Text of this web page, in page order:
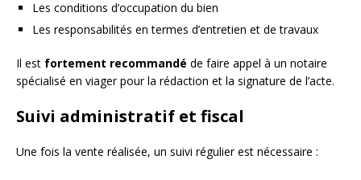
Les conditions d’occupation du bien
Les responsabilités en termes d’entretien et de travaux
Il est fortement recommandé de faire appel à un notaire
spécialisé en viager pour la rédaction et la signature de l’acte.
Suivi administratif et fiscal
Une fois la vente réalisée, un suivi régulier est nécessaire :